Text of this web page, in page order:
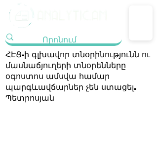
ՀԷՑ-ի գլխավոր տնօրինությունն ու
մասնաճյուղերի տնօրենները
օգոստոս ամսվա համար
պարգևավճարներ չեն ստացել.
Պետրոսյան